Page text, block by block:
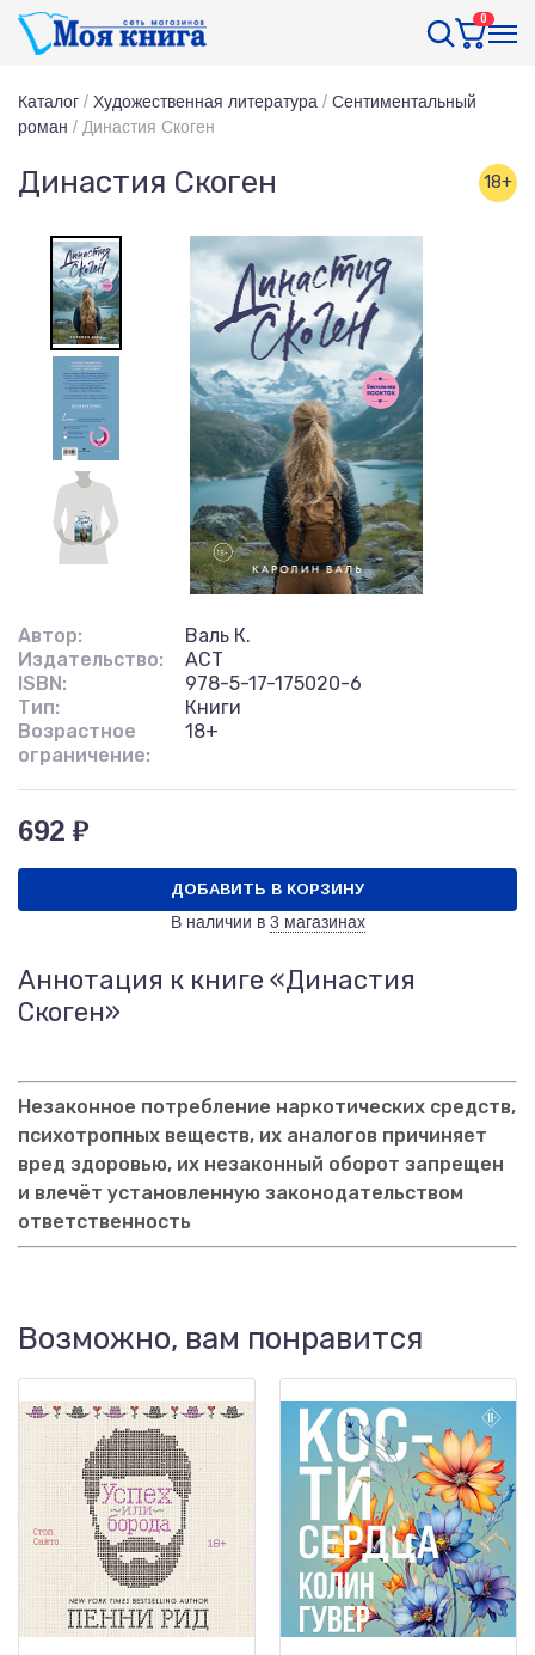
0
Каталог / Художественная литература / Сентиментальный
роман / Династия Скоген
Династия Скоген 18+
Автор:
Валь К.
Издательство:
АСТ
ISBN:
978-5-17-175020-6
Тип:
Книги
Возрастное
ограничение:
18+
692 ₽
ДОБАВИТЬ В КОРЗИНУ
В наличии в 3 магазинах
Аннотация к книге «Династия
Скоген»
Незаконное потребление наркотических средств,
психотропных веществ, их аналогов причиняет
вред здоровью, их незаконный оборот запрещен
и влечёт установленную законодательством
ответственность
Возможно, вам понравится